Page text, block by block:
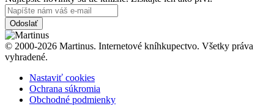
Odoslať
© 2000-2026 Martinus. Internetové kníhkupectvo. Všetky práva
vyhradené.
Nastaviť cookies
Ochrana súkromia
Obchodné podmienky